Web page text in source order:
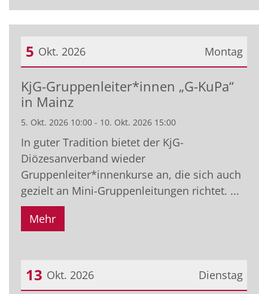
Montag
5 Okt. 2026
Datum: 5. Oktober 2026
KjG-Gruppenleiter*innen „G-KuPa“
in Mainz
5. Okt. 2026 10:00 - 10. Okt. 2026 15:00
In guter Tradition bietet der KjG-
Diözesanverband wieder
Gruppenleiter*innenkurse an, die sich auch
gezielt an Mini-Gruppenleitungen richtet. ...
Mehr
Dienstag
13 Okt. 2026